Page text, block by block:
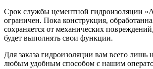
Срок службы цементной гидроизоляции
ограничен. Пока конструкция,
сохраняется от механических
будет выполнять свои функции.
Для заказа гидроизоляции вам всего лишь
любым удобным способом с нашим